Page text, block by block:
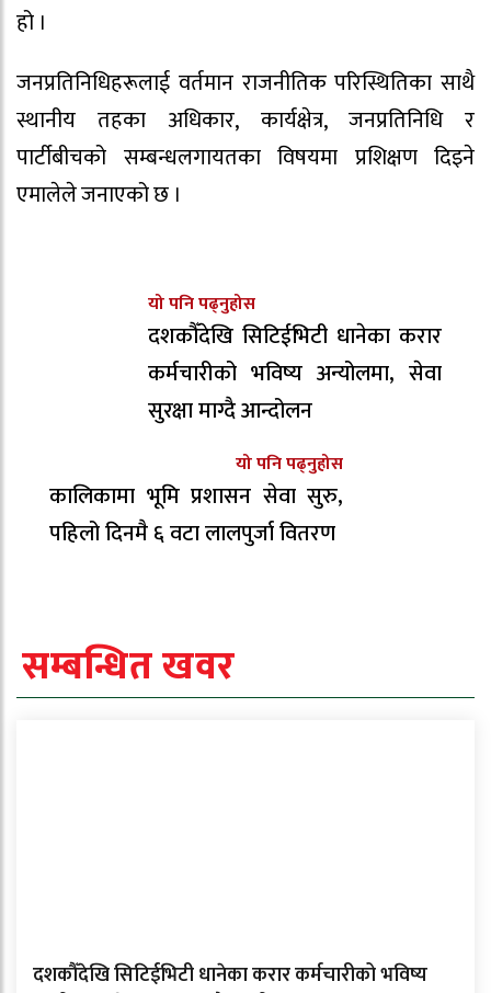
हो ।
जनप्रतिनिधिहरूलाई वर्तमान राजनीतिक परिस्थितिका साथै
स्थानीय तहका अधिकार, कार्यक्षेत्र, जनप्रतिनिधि र
पार्टीबीचको सम्बन्धलगायतका विषयमा प्रशिक्षण दिइने
एमालेले जनाएको छ ।
यो पनि पढ्नुहोस
दशकौँदेखि सिटिईभिटी धानेका करार
कर्मचारीको भविष्य अन्योलमा, सेवा
सुरक्षा माग्दै आन्दोलन
यो पनि पढ्नुहोस
कालिकामा भूमि प्रशासन सेवा सुरु,
पहिलो दिनमै ६ वटा लालपुर्जा वितरण
सम्बन्धित खवर
दशकौँदेखि सिटिईभिटी धानेका करार कर्मचारीको भविष्य